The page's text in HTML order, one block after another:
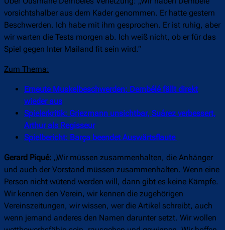
vorsichtshalber aus dem Kader genommen. Er hatte gestern
Beschwerden. Ich habe mit ihm gesprochen. Er ist ruhig, aber
wir warten die Tests morgen ab. Ich weiß nicht, ob er für das
Spiel gegen Inter Mailand fit sein wird.“
Zum Thema:
Erneute Muskelbeschwerden: Dembélé fällt direkt
wieder aus
Spielerkritik: Griezmann unsichtbar, Suárez verbessert,
Arthur als Regisseur
Spielbericht: Barça beendet Auswärtsflaute
Gerard Piqué: „Wir müssen zusammenhalten, die Anhänger
und auch der Vorstand müssen zusammenhalten. Wenn eine
Person nicht wütend werden will, dann gibt es keine Kämpfe.
Wir kennen den Verein, wir kennen die zugehörigen
Vereinszeitungen, wir wissen, wer die Artikel schreibt, auch
wenn jemand anderes den Namen darunter setzt. Wir wollen